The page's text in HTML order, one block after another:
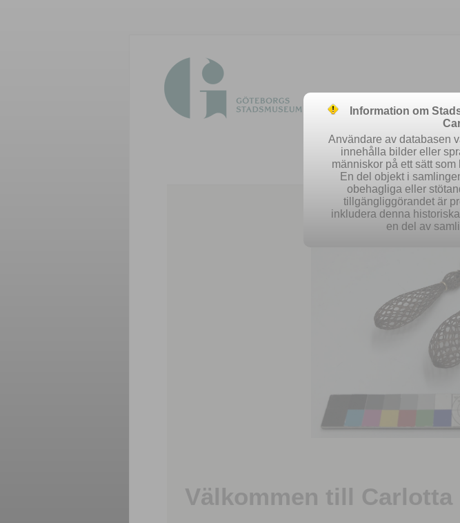
Easy search
Välkommen till Carlotta
Information om
Användare av databasen
innehålla bilder eller
människor på ett sätt
En del objekt i
obehagliga eller
tillgängliggörandet är
inkludera denna
en del av